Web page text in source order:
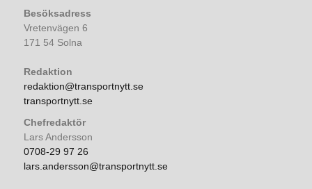
Besöksadress
Vretenvägen 6
171 54 Solna
Redaktion
redaktion@transportnytt.se
transportnytt.se
Chefredaktör
Lars Andersson
0708-29 97 26
lars.andersson@transportnytt.se